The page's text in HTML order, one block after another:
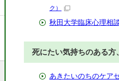
ク）
秋田大学臨床心理相
死にたい気持ちのある
あきたいのちのケア